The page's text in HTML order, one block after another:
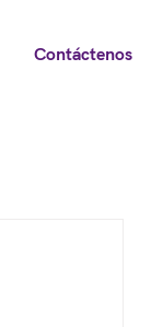
Contáctenos